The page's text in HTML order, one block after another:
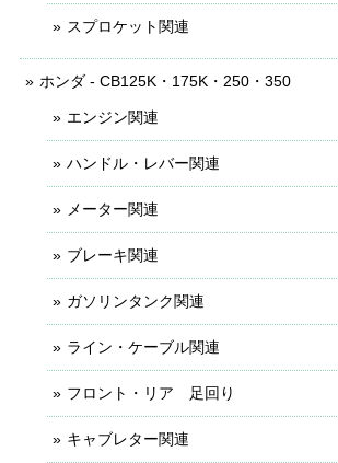
スプロケット関連
ホンダ - CB125K・175K・250・350
エンジン関連
ハンドル・レバー関連
メーター関連
ブレーキ関連
ガソリンタンク関連
ライン・ケーブル関連
フロント・リア 足回り
キャブレター関連